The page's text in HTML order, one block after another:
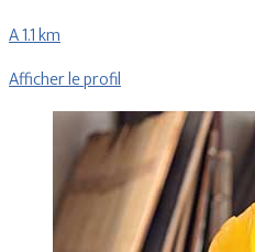
A 1.1 km
Afficher le profil